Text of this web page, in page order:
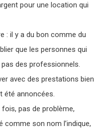
pour une location qui
: il y a du bon comme du
que les personnes qui
des professionnels.
avec des prestations bien
été annoncées.
pas de problème,
comme son nom l’indique,